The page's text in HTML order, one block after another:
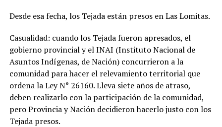
Desde esa fecha, los Tejada están presos en Las Lomitas.
Casualidad: cuando los Tejada fueron apresados, el
gobierno provincial y el INAI (Instituto Nacional de
Asuntos Indígenas, de Nación) concurrieron a la
comunidad para hacer el relevamiento territorial que
ordena la Ley N° 26160. Lleva siete años de atraso,
deben realizarlo con la participación de la comunidad,
pero Provincia y Nación decidieron hacerlo justo con los
Tejada presos.